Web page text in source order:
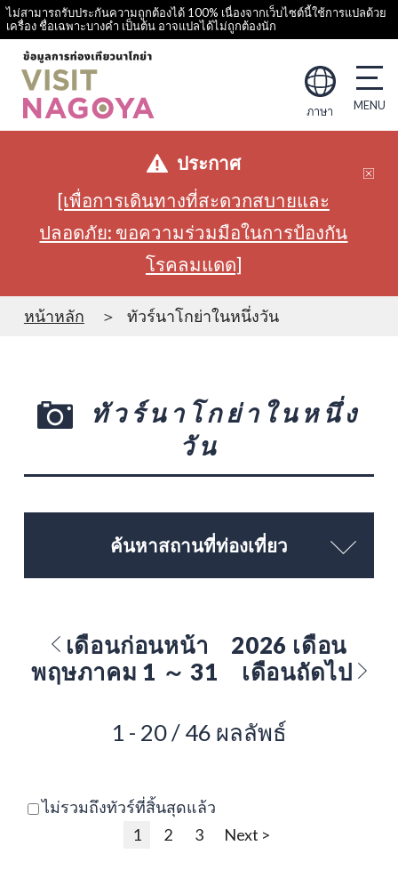
ไม่สามารถรับประกันความถูกต้องได้ 100% เนื่องจากเว็บไซต์นี้ใช้การแปลด้วย
เครื่อง ชื่อเฉพาะบางคำ เป็นต้น อาจแปลได้ไม่ถูกต้องนัก
ภาษา
ประกาศ
[เพื่อการเดินทางที่สะดวกสบายและ
ปลอดภัย: ขอความร่วมมือในการป้องกัน
โรคลมแดด]
หน้าหลัก ทัวร์นาโกย่าในหนึ่งวัน
ทัวร์นาโกย่าในหนึ่ง
วัน
ค้นหาสถานที่ท่องเที่ยว
เดือนก่อนหน้า
2026 เดือน
พฤษภาคม 1 ～ 31
เดือนถัดไป
1 - 20 / 46 ผลลัพธ์
ไม่รวมถึงทัวร์ที่สิ้นสุดแล้ว
1
2 3 Next >